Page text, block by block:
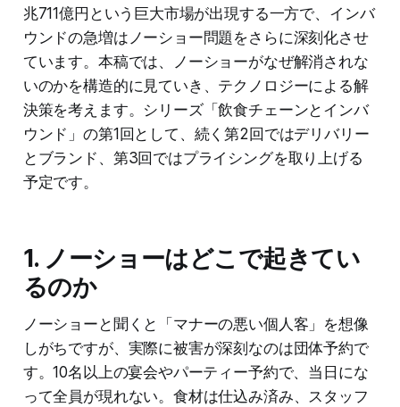
兆711億円という巨大市場が出現する一方で、インバ
ウンドの急増はノーショー問題をさらに深刻化させ
ています。本稿では、ノーショーがなぜ解消されな
いのかを構造的に見ていき、テクノロジーによる解
決策を考えます。シリーズ「飲食チェーンとインバ
ウンド」の第1回として、続く第2回ではデリバリー
とブランド、第3回ではプライシングを取り上げる
予定です。
1. ノーショーはどこで起きてい
るのか
ノーショーと聞くと「マナーの悪い個人客」を想像
しがちですが、実際に被害が深刻なのは団体予約で
す。10名以上の宴会やパーティー予約で、当日にな
って全員が現れない。食材は仕込み済み、スタッフ